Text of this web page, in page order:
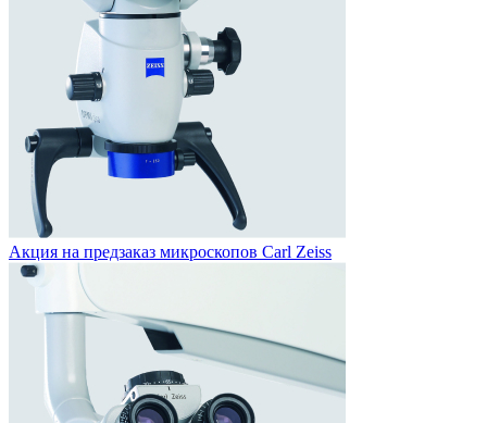
Акция на предзаказ микроскопов Carl Zeiss